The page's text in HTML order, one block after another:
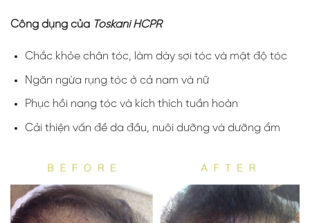
Công dụng của Toskani HCPR
Chắc khỏe chân tóc, làm dày sợi tóc và mật độ tóc
Ngăn ngừa rụng tóc ở cả nam và nữ
Phục hồi nang tóc và kích thích tuần hoàn
Cải thiện vấn đề da đầu, nuôi dưỡng và dưỡng ẩm